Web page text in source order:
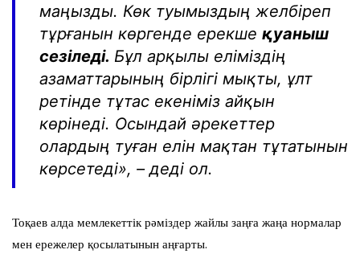
маңызды. Көк туымыздың желбіреп
тұрғанын көргенде ерекше қуаныш
сезіледі. Бұл арқылы еліміздің
азаматтарының бірлігі мықты, ұлт
ретінде тұтас екеніміз айқын
көрінеді. Осындай әрекеттер
олардың туған елін мақтан тұтатынын
көрсетеді», – деді ол.
Тоқаев алда мемлекеттік рәміздер жайлы заңға жаңа нормалар
мен ережелер қосылатынын аңғарты.